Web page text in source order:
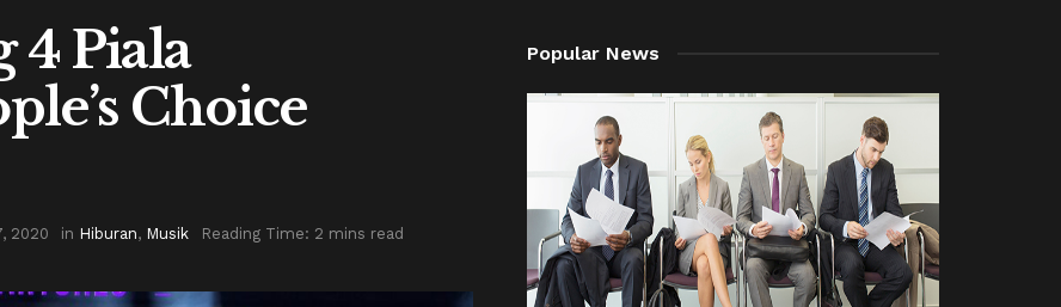
4 Piala
Choice
2020 in Hiburan, Musik Reading Time: 2 mins read
Popular News